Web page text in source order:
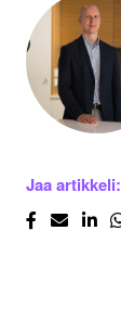
Jaa artikkeli: